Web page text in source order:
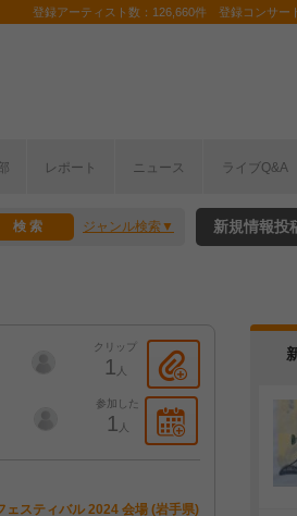
登録アーティスト数：126,660件 登録コンサー
レポート ニュース ライブQ&A
ジャンル検索 新規情報投
クリップ
1 人
参加した
1 人
ェスティバル 2024 会場 (岩手県)